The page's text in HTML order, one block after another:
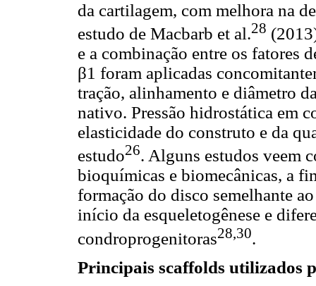
da cartilagem, com melhora na
estudo de Macbarb et al.28
e a combinação entre os fatores
β1 foram aplicadas
tração, alinhamento e diâmetro
nativo. Pressão hidrostática em
elasticidade do construto e da
estudo26. Alguns estudos veem
bioquímicas e biomecânicas, a
formação do disco semelhante
início da esqueletogênese e
condroprogenitoras28,30.
Principais scaffolds utilizados